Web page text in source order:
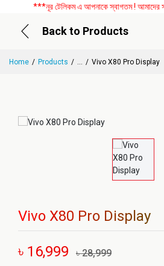
***নূর টেলিকম এ আপনাকে স্বাগতম ! আমাদের সব
Back to Products
Home Products ... Vivo X80 Pro Display
Vivo X80 Pro Display
৳ 16,999 ৳ 28,999